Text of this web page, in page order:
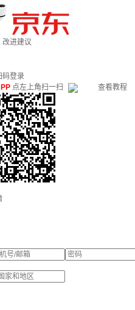
改进建议
码登录
点左上角扫一扫 查看教程